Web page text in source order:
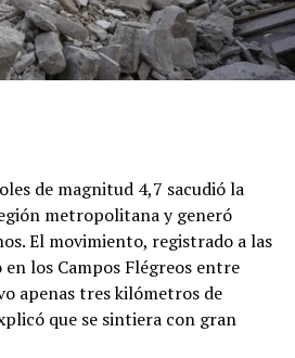
de magnitud 4,7 sacudió la
metropolitana y generó
El movimiento, registrado a las
los Campos Flégreos entre
apenas tres kilómetros de
que se sintiera con gran